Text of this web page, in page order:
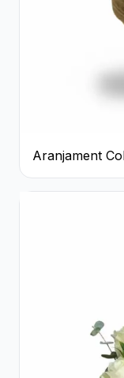
Aranjament
Cutie Rustică